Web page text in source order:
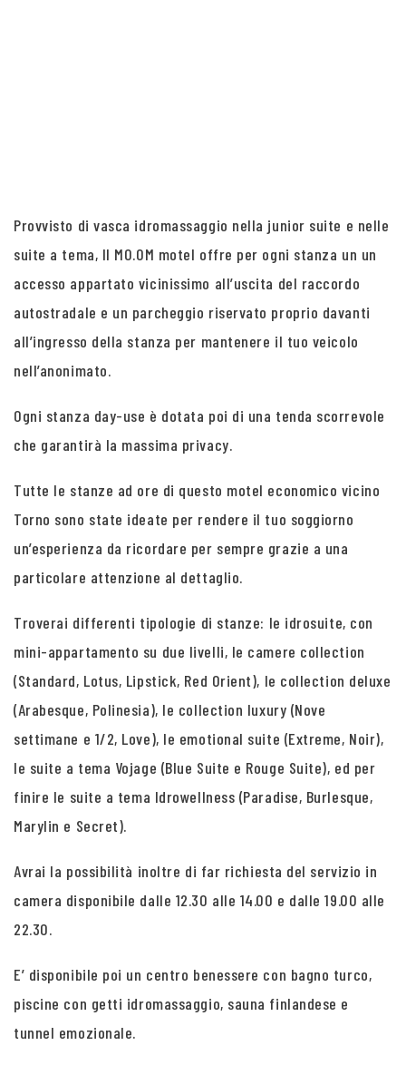
Provvisto di vasca idromassaggio nella junior suite e nelle
suite a tema, Il MO.OM motel offre per ogni stanza un un
accesso appartato vicinissimo all’uscita del raccordo
autostradale e un parcheggio riservato proprio davanti
all’ingresso della stanza per mantenere il tuo veicolo
nell’anonimato.
Ogni stanza day-use è dotata poi di una tenda scorrevole
che garantirà la massima privacy.
Tutte le stanze ad ore di questo motel economico vicino
Torno sono state ideate per rendere il tuo soggiorno
un’esperienza da ricordare per sempre grazie a una
particolare attenzione al dettaglio.
Troverai differenti tipologie di stanze: le idrosuite, con
mini-appartamento su due livelli, le camere collection
(Standard, Lotus, Lipstick, Red Orient), le collection deluxe
(Arabesque, Polinesia), le collection luxury (Nove
settimane e 1/2, Love), le emotional suite (Extreme, Noir),
le suite a tema Vojage (Blue Suite e Rouge Suite), ed per
finire le suite a tema Idrowellness (Paradise, Burlesque,
Marylin e Secret).
Avrai la possibilità inoltre di far richiesta del servizio in
camera disponibile dalle 12.30 alle 14.00 e dalle 19.00 alle
22.30.
E’ disponibile poi un centro benessere con bagno turco,
piscine con getti idromassaggio, sauna finlandese e
tunnel emozionale.